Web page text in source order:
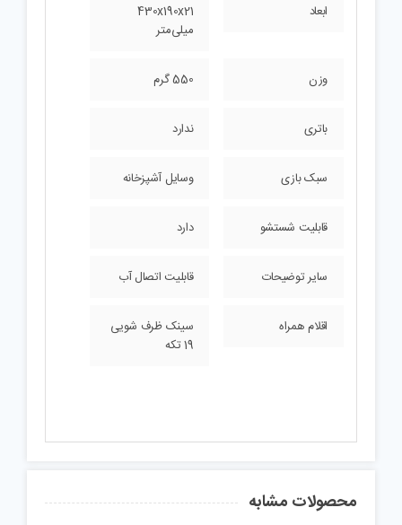
ابعاد
430x190x21
میلی‌متر
وزن 550 گرم
باتری ندارد
سبک بازی وسایل آشپزخانه
قابلیت شستشو دارد
سایر توضیحات قابلیت اتصال آب
اقلام همراه
سینک ظرف شویی
19 تکه
محصولات مشابه